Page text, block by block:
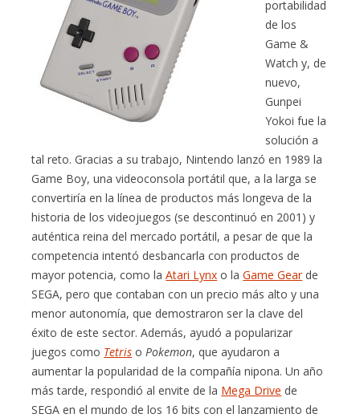
portabilidad
de los
Game &
Watch y, de
nuevo,
Gunpei
Yokoi fue la
solución a
tal reto. Gracias a su trabajo, Nintendo lanzó en 1989 la
Game Boy, una videoconsola portátil que, a la larga se
convertiría en la línea de productos más longeva de la
historia de los videojuegos (se descontinuó en 2001) y
auténtica reina del mercado portátil, a pesar de que la
competencia intentó desbancarla con productos de
mayor potencia, como laAtari Lynx o laGame Gearde
SEGA, pero que contaban con un precio más alto y una
menor autonomía, que demostraron ser la clave del
éxito de este sector. Además, ayudó a popularizar
juegos como Tetris o Pokemon, que ayudaron a
aumentar la popularidad de la compañía nipona. Un año
más tarde, respondió al envite de la Mega Drive de
SEGA en el mundo de los 16 bits con el lanzamiento de